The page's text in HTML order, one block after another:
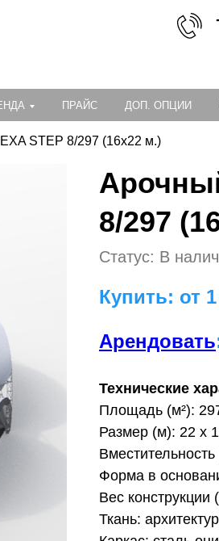
ПРАЙС ДОП. ОПЦИИ
STEP 8/297 (16х22 м.)
8/297
Статус: В
Купить: от
Арендовать
Технические
Площадь (м²):
Размер (м): 22 х
Форма в
Вес конструкции
Ткань: